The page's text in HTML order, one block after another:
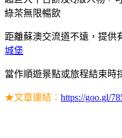
綠茶無限暢飲
距離蘇澳交流道不遠，提供
城堡
當作順遊景點或旅程結束時
★文章連結： https://goo.gl/